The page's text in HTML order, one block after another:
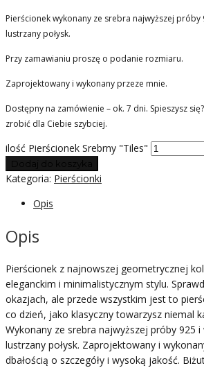
Pierścionek wykonany ze srebra najwyższej
lustrzany połysk.
Przy zamawianiu proszę o podanie rozmiaru.
Zaprojektowany i wykonany przeze mnie.
Dostępny na zamówienie – ok. 7 dni. Spieszysz
zrobić dla Ciebie szybciej.
ilość Pierścionek Srebrny "Tiles"
Kategoria: Pierścionki
Opis
Opis
Pierścionek z najnowszej geometrycznej
eleganckim i minimalistycznym stylu.
okazjach, ale przede wszystkim jest to
co dzień, jako klasyczny towarzysz niemal
Wykonany ze srebra najwyższej próby 925
lustrzany połysk. Zaprojektowany i
dbałością o szczegóły i wysoką jakość.